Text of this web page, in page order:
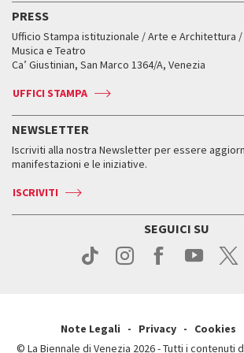
FAQ
Servizi al pubblico
Come raggiungerci
Press
Edizioni passate
Orari e sedi
Accrediti
Come raggiungerci
Orari e sedi
Biglietti
Accrediti
Come raggiungerci
Contatti
Press
Accrediti
Servizi al pubblico
Come raggiungerci
Press
Workshop di critica teatrale
Leone d’oro alla carriera
Leone d’argento
Edizioni passate
Orari e sedi
Biglietti
Servizi al pubblico
Come raggiungerci
Contatti
Mostre Virtuali
Fondi e Collezioni
Biennale College ASAC
ASAC DATI
Storia
Orari e sedi
PRESS
Ufficio Stampa istituzionale / Arte e Architettura /
Musica e Teatro
Ca’ Giustinian, San Marco 1364/A, Venezia
UFFICI STAMPA
NEWSLETTER
Iscriviti alla nostra Newsletter per essere
manifestazioni e le iniziative.
ISCRIVITI
SEGUICI SU
Note Legali Privacy Cookies
© La Biennale di Venezia 2026 - Tutti i contenuti